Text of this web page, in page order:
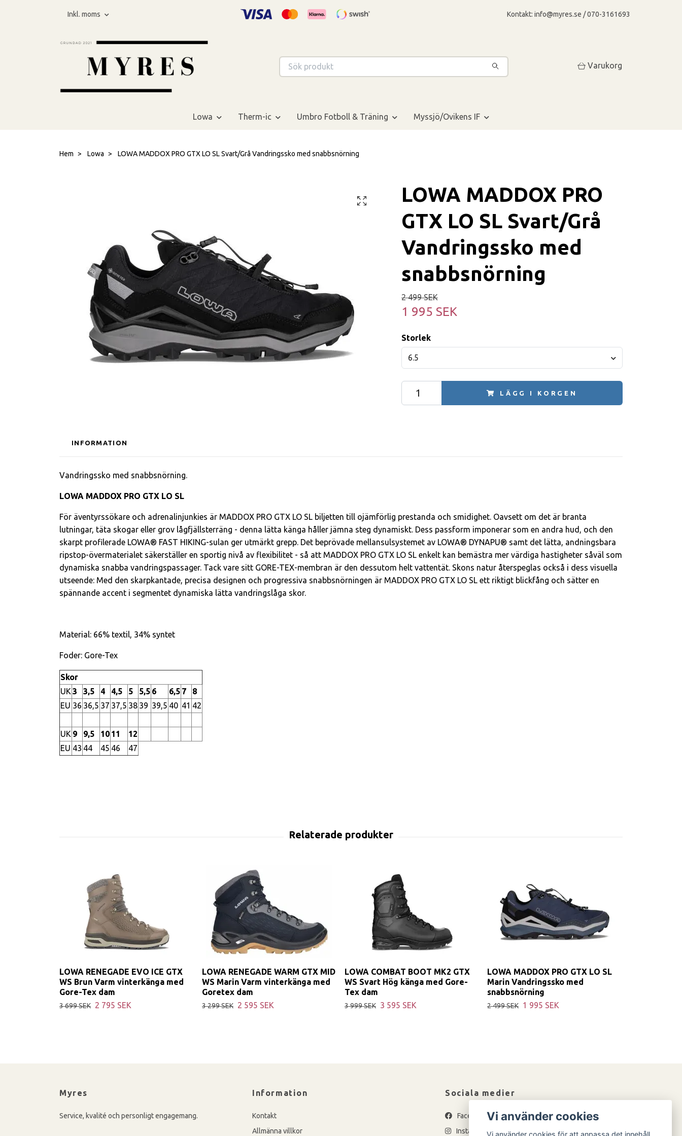
Inkl. moms Kontakt: info@myres.se / 070-3161693
Varukorg
Lowa Therm-ic Umbro Fotboll & Träning Myssjö/Ovikens IF
Hem Lowa LOWA MADDOX PRO GTX LO SL Svart/Grå Vandringssko med snabbsnörning
LOWA MADDOX PRO
GTX LO SL Svart/Grå
Vandringssko med
snabbsnörning
2 499 SEK
1 995 SEK
Storlek
6.5
LÄGG I KORGEN
INFORMATION
Vandringssko med snabbsnörning.
LOWA MADDOX PRO GTX LO SL
För äventyrssökare och adrenalinjunkies är MADDOX PRO GTX LO SL biljetten till ojämförlig prestanda och smidighet. Oavsett om det är branta
lutningar, täta skogar eller grov lågfjällsterräng - denna lätta känga håller jämna steg dynamiskt. Dess passform imponerar som en andra hud, och den
skarpt profilerade LOWA® FAST HIKING-sulan ger utmärkt grepp. Det beprövade mellansulsystemet av LOWA® DYNAPU® samt det lätta, andningsbara
ripstop-övermaterialet säkerställer en sportig nivå av flexibilitet - så att MADDOX PRO GTX LO SL enkelt kan bemästra mer värdiga hastigheter såväl som
dynamiska snabba vandringspassager. Tack vare sitt GORE-TEX-membran är den dessutom helt vattentät. Skons natur återspeglas också i dess visuella
utseende: Med den skarpkantade, precisa designen och progressiva snabbsnörningen är MADDOX PRO GTX LO SL ett riktigt blickfång och sätter en
spännande accent i segmentet dynamiska lätta vandringslåga skor.
Material: 66% textil, 34% syntet
Foder: Gore-Tex
Skor
UK 3 3,5 4 4,5 5 5,5 6 6,5 7
8
EU 36 36,5 37 37,5 38 39 39,5 40 41 42
UK 9 9,5 10 11
12
EU 43 44 45 46 47
LOWA RENEGADE EVO ICE GTX
WS Brun Varm vinterkänga med
Gore-Tex dam
3 699 SEK 2 795 SEK
LOWA RENEGADE WARM GTX MID
WS Marin Varm vinterkänga med
Goretex dam
3 299 SEK 2 595 SEK
LOWA COMBAT BOOT MK2 GTX
WS Svart Hög känga med Gore-
Tex dam
3 999 SEK 3 595 SEK
LOWA MADDOX PRO GTX LO SL
Marin Vandringssko med
snabbsnörning
2 499 SEK 1 995 SEK
Myres
Service, kvalité och personligt engagemang.
Information
Kontakt
Allmänna villkor
Sociala medier
Facebook
Instagram
Vi använder cookies